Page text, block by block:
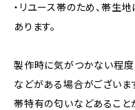
・リユース帯のため、帯生
あります。
製作時に気がつかない程
などがある場合がございま
帯特有の匂いなどあること